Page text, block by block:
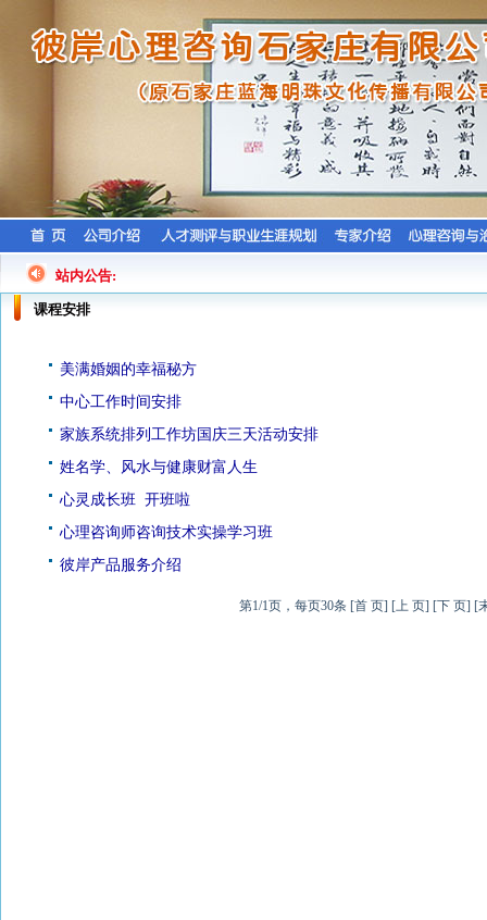
站内公告:
课程安排
美满婚姻的幸福秘方
中心工作时间安排
家族系统排列工作坊国庆三天活动安排
姓名学、风水与健康财富人生
心灵成长班 开班啦
心理咨询师咨询技术实操学习班
彼岸产品服务介绍
第1/1页，每页30条 [首 页] [上 页] [下 页] [